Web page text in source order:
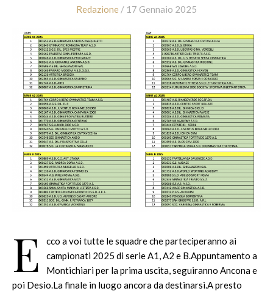
Redazione / 17 Gennaio 2025
E
cco a voi tutte le squadre che parteciperanno ai
campionati 2025 di serie A1, A2 e B.Appuntamento a
Montichiari per la prima uscita, seguiranno Ancona e
poi Desio.La finale in luogo ancora da destinarsi.A presto